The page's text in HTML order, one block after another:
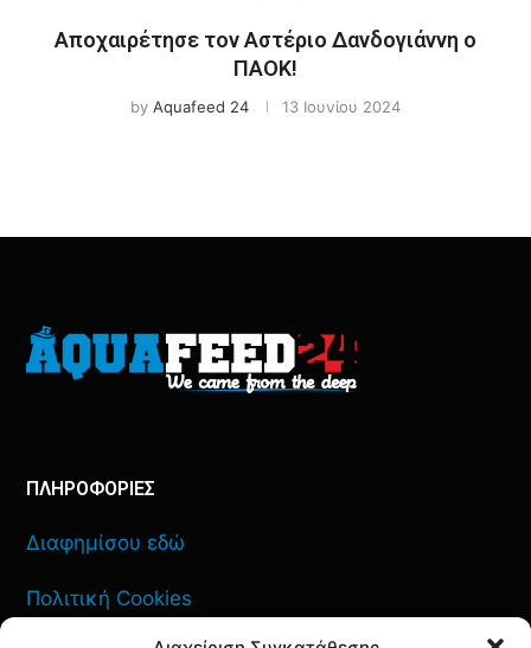
Αποχαιρέτησε τον Αστέριο Δανδογιάννη ο
ΠΑΟΚ!
by Aquafeed 24 13 Ιουνίου 2024
ΠΛΗΡΟΦΟΡΙΕΣ
Διαφημίσου εδώ
Πολιτική Cookies